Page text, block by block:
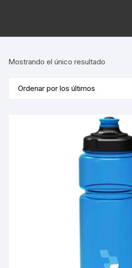
Mostrando el único resultado